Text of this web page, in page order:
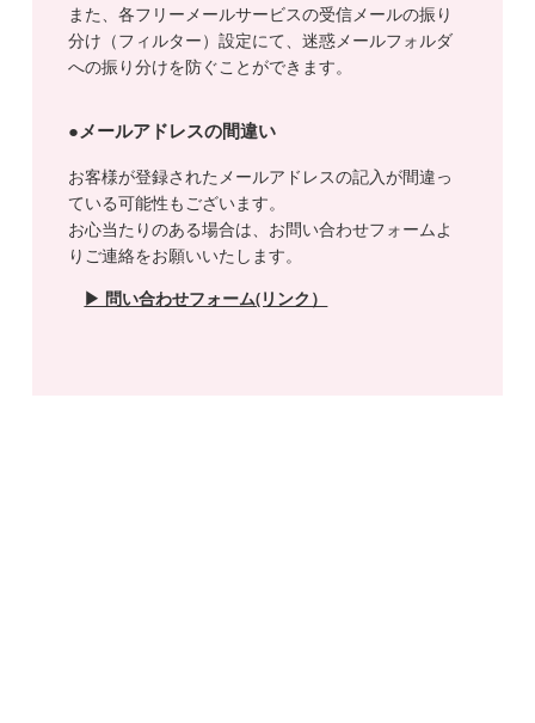
また、各フリーメールサービスの受信メールの振り
分け（フィルター）設定にて、迷惑メールフォルダ
への振り分けを防ぐことができます。
●メールアドレスの間違い
お客様が登録されたメールアドレスの記入が間違っ
ている可能性もございます。
お心当たりのある場合は、お問い合わせフォームよ
りご連絡をお願いいたします。
▶ 問い合わせフォーム(リンク）